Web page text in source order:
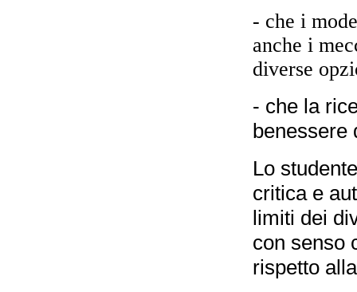
- che i
anche i
diverse
- che la
benessere
Lo
critica e
limiti dei
con senso
rispetto